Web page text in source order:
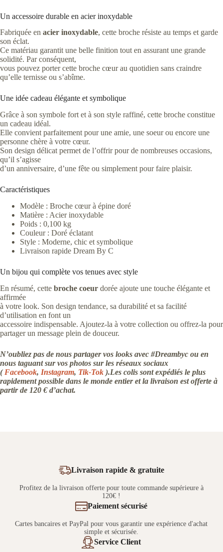
Un accessoire durable en acier inoxydable
Fabriquée en acier inoxydable, cette broche résiste au temps et garde
son éclat.
Ce matériau garantit une belle finition tout en assurant une grande
solidité. Par conséquent,
vous pouvez porter cette broche cœur au quotidien sans craindre
qu’elle ternisse ou s’abîme.
Une idée cadeau élégante et symbolique
Grâce à son symbole fort et à son style raffiné, cette broche constitue
un cadeau idéal.
Elle convient parfaitement pour une amie, une soeur ou encore une
personne chère à votre cœur.
Son design délicat permet de l’offrir pour de nombreuses occasions,
qu’il s’agisse
d’un anniversaire, d’une fête ou simplement pour faire plaisir.
Caractéristiques
Modèle : Broche cœur à épine doré
Matière : Acier inoxydable
Poids : 0,100 kg
Couleur : Doré éclatant
Style : Moderne, chic et symbolique
Livraison rapide Dream By C
Un bijou qui complète vos tenues avec style
En résumé, cette broche coeur dorée ajoute une touche élégante et
affirmée
à votre look. Son design tendance, sa durabilité et sa facilité
d’utilisation en font un
accessoire indispensable. Ajoutez-la à votre collection ou offrez-la pour
partager un message plein de douceur.
N’oubliez pas de nous partager vos looks avec #Dreambyc ou en
nous taguant sur vos photos sur les réseaux sociaux
(Facebook, Instagram, Tik-Tok ).Les colis sont expédiés le plus
rapidement possible dans le monde entier et la livraison est offerte à
partir de 120 € d’achat.
Livraison rapide & gratuite
Profitez de la livraison offerte pour toute commande supérieure à
120€ !
Paiement sécurisé
Cartes bancaires et PayPal pour vous garantir une expérience d'achat
simple et sécurisée.
Service Client